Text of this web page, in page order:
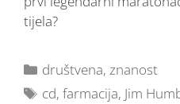
tijela?
društvena,znanost
cd,farmacija, Jim